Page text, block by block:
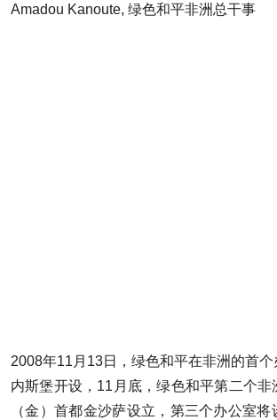
Amadou Kanoute, 绿色和平非洲总干事
2008年11月13日，绿色和平在非洲的首
内斯堡开设，11月底，绿色和平第二个
（金）首都金沙萨设立，第三个办公室